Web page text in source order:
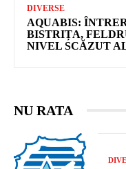
DIVERSE
AQUABIS:
BISTRIȚA,
NIVEL SCĂZUT
NU RATA